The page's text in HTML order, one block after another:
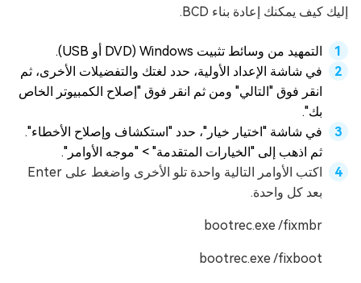
إليك كيف يمكنك إعادة بناء BCD.
التمهيد من وسائط تثبيت Windows (DVD أو USB).
في شاشة الإعداد الأولية، حدد لغتك والتفضيلات الأخرى، ثم
انقر فوق "التالي" ومن ثم انقر فوق "إصلاح الكمبيوتر الخاص
بك".
في شاشة "اختيار خيار"، حدد "استكشاف وإصلاح الأخطاء".
ثم اذهب إلى "الخيارات المتقدمة" > "موجه الأوامر".
اكتب الأوامر التالية واحدة تلو الأخرى واضغط على Enter
بعد كل واحدة.
bootrec.exe /fixmbr
bootrec.exe /fixboot